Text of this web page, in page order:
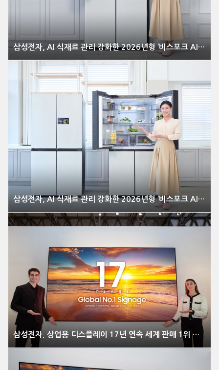
삼성전자, AI 식재료 관리 강화한 2026년형 ‘비스포크 AI 패밀리허브’ 냉장고 출시
삼성전자, AI 식재료 관리 강화한 2026년형 ‘비스포크 AI 패밀리허브’ 냉장고 출시
삼성전자, 상업용 디스플레이 17년 연속 세계 판매 1위 달성